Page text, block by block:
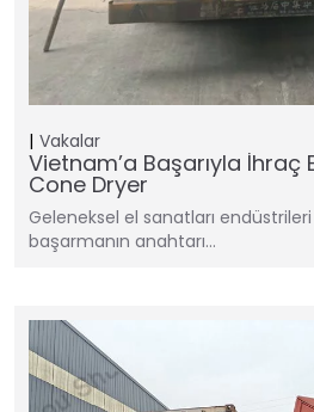
Vakalar
Vietnam’a Başarıyla İhraç
Cone Dryer
Geleneksel el sanatları
başarmanın anahtarı…